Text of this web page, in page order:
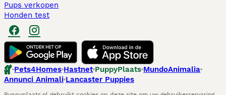
Pups verkopen
Honden test
Pets4Homes Hastnet PuppyPlaats MundoAnimalia
Annunci Animali Lancaster Puppies